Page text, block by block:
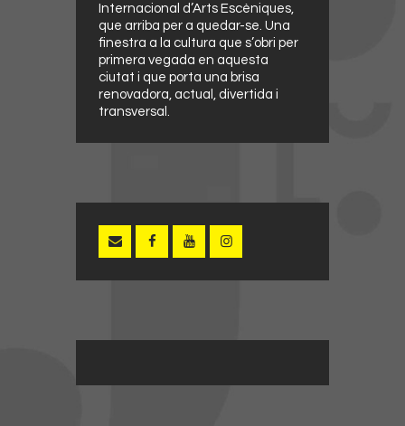
Internacional d’Arts Escèniques,
que arriba per a quedar-se. Una
finestra a la cultura que s’obri per
primera vegada en aquesta
ciutat i que porta una brisa
renovadora, actual, divertida i
transversal.